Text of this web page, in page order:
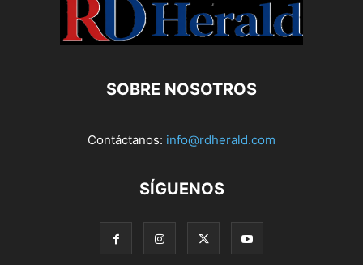
SOBRE NOSOTROS
Contáctanos: info@rdherald.com
SÍGUENOS